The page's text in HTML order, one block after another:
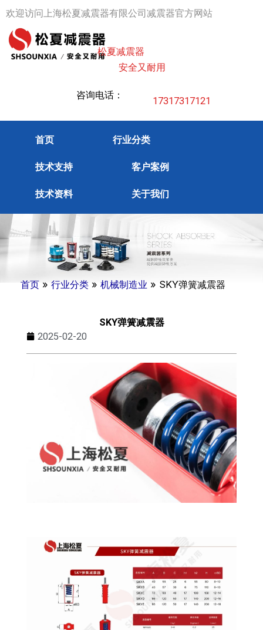
跳
欢迎访问上海松夏减震器有限公司减震器官方网站
松夏减震器
安全又耐用
咨询电话：
17317317121
首页 行业分类
技术支持 客户案例
技术资料 关于我们
首页 » 行业分类 » 机械制造业 » SKY弹簧减震器
SKY弹簧减震器
2025-02-20